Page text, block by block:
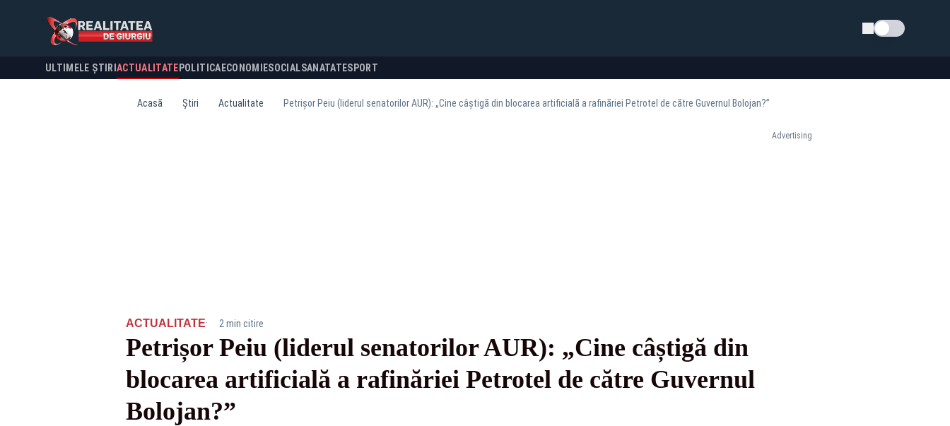
Schimba tema
ULTIMELE ȘTIRI ACTUALITATE POLITICA ECONOMIESOCIALSANATATESPORT
Acasă Știri Actualitate Petrișor Peiu (liderul senatorilor AUR): „Cine câștigă din blocarea artificială a rafinăriei Petrotel de către Guvernul Bolojan?”
Advertising
ACTUALITATE· 2 min citire
Petrișor Peiu (liderul senatorilor AUR): „Cine câștigă din
blocarea artificială a rafinăriei Petrotel de către Guvernul
Bolojan?”